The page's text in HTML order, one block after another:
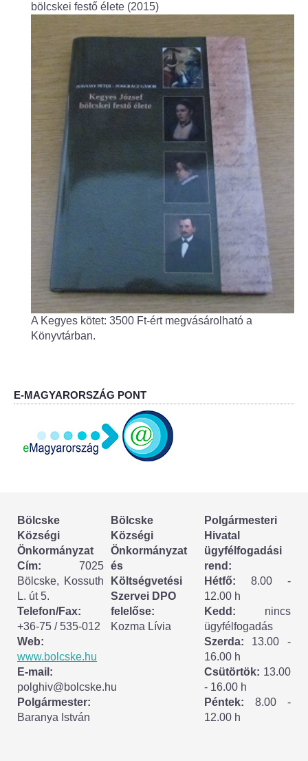
Óvodakert
Egészségügy
Háziorvos
Fogorvos
Védőnői szolgálat
Központi orvosi ügyelet
Alapszolgáltatási Központ
Kultúra
IKSZT - Integrált Közösségi és Szolgáltató Tér
Könyvtár
Rákóczi Mozi
ESEMÉNYEK
TESTVÉRTELEPÜLÉSÜNK:
CSÍKSZÉPVÍZ
VÁLASZTÁSI INFORMÁCIÓK
Választási szervek
Választási ügyintézés
2024. évi általános választások
bölcskei festő élete (2015)
A Kegyes kötet: 3500 Ft-ért megvásárolható a
Könyvtárban.
E-MAGYARORSZÁG PONT
Bölcske
Községi
Önkormányzat
Cím: 7025
Bölcske, Kossuth
L. út 5.
Telefon/Fax:
+36-75 / 535-012
Web:
www.bolcske.hu
E-mail:
polghiv@bolcske.hu
Polgármester:
Baranya István
Bölcske
Községi
Önkormányzat
és
Költségvetési
Szervei DPO
felelőse:
Kozma Lívia
Polgármesteri
Hivatal
ügyfélfogadási
rend:
Hétfő: 8.00 -
12.00 h
Kedd: nincs
ügyfélfogadás
Szerda: 13.00 -
16.00 h
Csütörtök: 13.00
- 16.00 h
Péntek: 8.00 -
12.00 h